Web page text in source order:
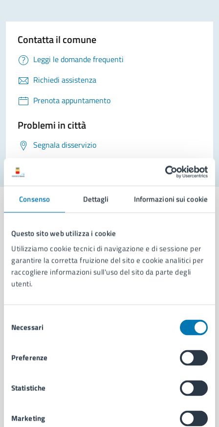
Consenso Dettagli Informazioni sui cookie
Questo sito web utilizza i cookie
Utilizziamo cookie tecnici di navigazione e di sessione per
garantire la corretta fruizione del sito e cookie analitici per
raccogliere informazioni sull'uso del sito da parte degli
utenti.
delNecessari
Preferenze
Statistiche
Marketing
Contatta il comune
Leggi le domande frequenti
Richiedi assistenza
Prenota appuntamento
Problemi in città
Segnala disservizio
Comune di Napoli
AMMINISTRAZIONE
Aree amministrative
Enti e fondazioni
Personale amministrativo
CATEGORIE DI SERVIZIO